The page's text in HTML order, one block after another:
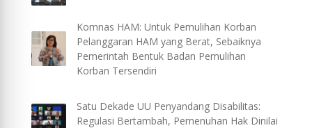
Komnas HAM: Untuk Pemulihan Korban
Pelanggaran HAM yang Berat, Sebaiknya
Pemerintah Bentuk Badan Pemulihan
Korban Tersendiri
Satu Dekade UU Penyandang Disabilitas:
Regulasi Bertambah, Pemenuhan Hak Dinilai